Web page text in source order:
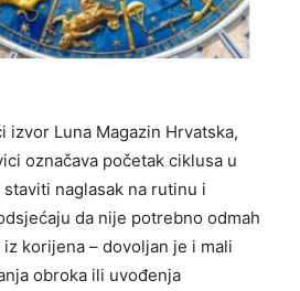
izvor Luna Magazin Hrvatska,
označava početak ciklusa u
naglasak na rutinu i
da nije potrebno odmah
korijena – dovoljan je i mali
obroka ili uvođenja